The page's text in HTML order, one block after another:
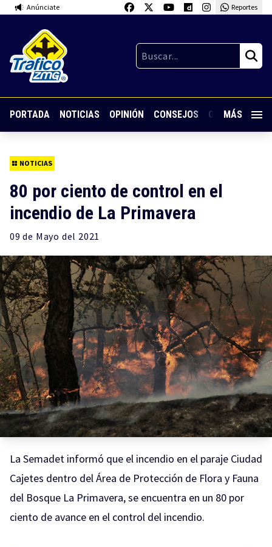
Anúnciate Reportes
PORTADA NOTICIAS OPINIÓN CONSEJOS GUARDIA
MÁS
NOTICIAS
80 por ciento de control en el
incendio de La Primavera
09 de Mayo del 2021
La Semadet informó que el incendio en el paraje Ciudad
Cajetes dentro del Área de Protección de Flora y Fauna
del Bosque La Primavera, se encuentra en un 80 por
ciento de avance en el control del incendio.